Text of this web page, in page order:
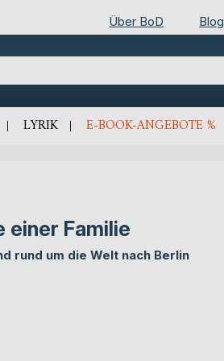
Über BoD Blog
LYRIK E-BOOK-ANGEBOTE %
einer Familie
rund um die Welt nach Berlin